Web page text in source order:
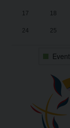
17 18
24 25